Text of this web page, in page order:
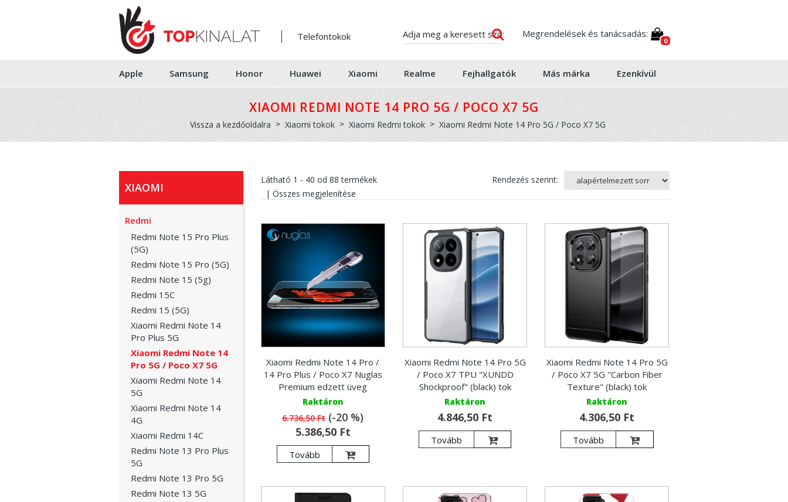
Telefontokok Megrendelések és tanácsadás:
0
Apple Samsung Honor Huawei Xiaomi Realme Fejhallgatók Más márka Ezenkívül
XIAOMI REDMI NOTE 14 PRO 5G / POCO X7 5G
Vissza a kezdőoldalra Xiaomi tokok Xiaomi Redmi tokok Xiaomi Redmi Note 14 Pro 5G / Poco X7 5G
XIAOMI
Redmi
Redmi Note 15 Pro Plus
(5G)
Redmi Note 15 Pro (5G)
Redmi Note 15 (5g)
Redmi 15C
Redmi 15 (5G)
Xiaomi Redmi Note 14
Pro Plus 5G
Xiaomi Redmi Note 14
Pro 5G / Poco X7 5G
Xiaomi Redmi Note 14
5G
Xiaomi Redmi Note 14
4G
Xiaomi Redmi 14C
Redmi Note 13 Pro Plus
5G
Redmi Note 13 Pro 5G
Redmi Note 13 5G
Látható 1 - 40 od 88 termékek
| Összes megjelenítése
Rendezés szerint:
Xiaomi Redmi Note 14 Pro /
14 Pro Plus / Poco X7 Nuglas
Premium edzett üveg
Raktáron
6.736,50 Ft(-20 %)
5.386,50 Ft
Tovább
Xiaomi Redmi Note 14 Pro 5G
/ Poco X7 TPU "XUNDD
Shockproof" (black) tok
Raktáron
4.846,50 Ft
Tovább
Xiaomi Redmi Note 14 Pro 5G
/ Poco X7 5G "Carbon Fiber
Texture" (black) tok
Raktáron
4.306,50 Ft
Tovább